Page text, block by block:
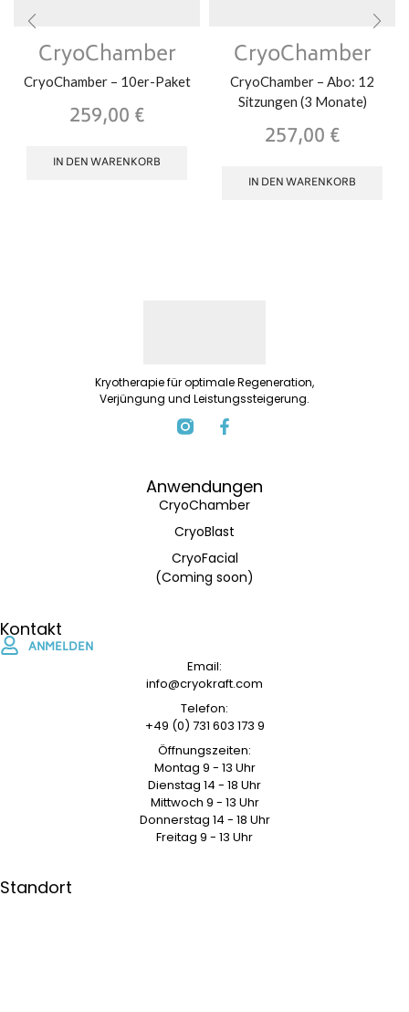
CryoChamber
CryoChamber – 10er-Paket
259,00€
IN DEN WARENKORB
CryoChamber
CryoChamber – Abo: 12
Sitzungen (3 Monate)
257,00€
IN DEN WARENKORB
Kryotherapie für optimale Regeneration,
Verjüngung und Leistungssteigerung.
Anwendungen
CryoChamber
CryoBlast
CryoFacial
(Coming soon)
Kontakt
ANMELDEN
Email:
info@cryokraft.com
Telefon:
+49 (0) 731 603 173 9
Öffnungszeiten:
Montag 9 - 13 Uhr
Dienstag 14 - 18 Uhr
Mittwoch 9 - 13 Uhr
Donnerstag 14 - 18 Uhr
Freitag 9 - 13 Uhr
Standort